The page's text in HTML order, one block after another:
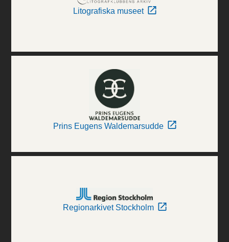
Litografiska museet
Prins Eugens Waldemarsudde
Regionarkivet Stockholm